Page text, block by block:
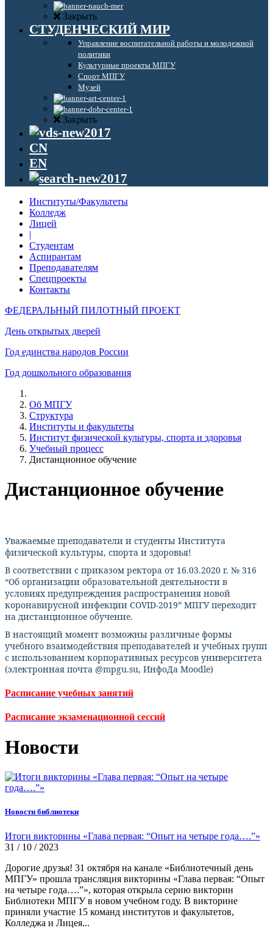
Закрыть
СТУДЕНЧЕСКИЙ МИР
Управление воспитательной работы и молодежной
политики
Культурные проекты МПГУ
Спорт МПГУ
Музей
Закрыть
CN
EN
Институты/Факультеты
Колледж
Лицей
|
Студентам
Аспирантам
Преподавателям
Спецпроекты
Контакты
ФЕДЕРАЛЬНЫЙ ПИЛОТНЫЙ ПРОЕКТ
День открытых дверей
Год единства народов России
Год дошкольного образования
Об МПГУ
Структура
Институты и факультеты
Институт физической культуры, спорта и здоровья
Учебный процесс
Дистанционное обучение
Дистанционное обучение
Уважаемые преподаватели и студенты Института
физической культуры, спорта и здоровья!
В соответствии с приказом ректора от 16.03.2020 г. № 316
“Об организации образовательной деятельности в
условиях предупреждения распространения новой
коронавирусной инфекции COVID-2019” МПГУ переходит
на дистанционное обучение.
В настоящий момент возможны различные формы
учебного взаимодействия преподавателей и учебных групп
с использованием корпоративных ресурсов университета
(электронная почта @mpgu.su, ИнфоДа Moodle)
Расписание учебных занятий
Расписание экзаменационной сессий
Новости
Новости библиотеки
Итоги викторины «Глава первая: “Опыт на четыре года….”»
31 / 10 / 2023
Дорогие друзья! 31 октября на канале «Библиотечный день
МПГУ» прошла трансляция викторины «Глава первая: “Опыт
на четыре года….”», которая открыла серию викторин
Библиотеки МПГУ в новом учебном году. В викторине
приняли участие 15 команд институтов и факультетов,
Колледжа и Лицея...